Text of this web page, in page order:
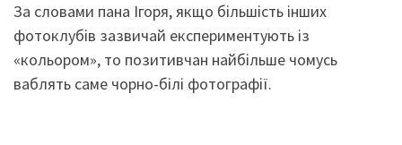
За словами пана Ігоря, якщо більшість інших
фотоклубів зазвичай експериментують із
«кольором», то позитивчан найбільше чомусь
ваблять саме чорно-білі фотографії.